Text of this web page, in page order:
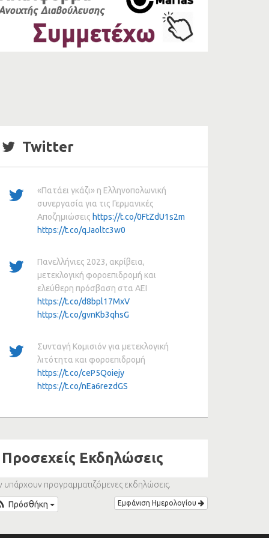
Twitter
«Πατάει γκάζι» η Ελληνοπολωνική
συνεργασία για τις Γερμανικές
Αποζημιώσεις https://t.co/0FtZdU1s2m
https://t.co/qJaoltc3w0
Πανελλήνιες 2023, ακρίβεια,
μετεκλογική φοροεπιδρομή και
ελεύθερη πρόσβαση στα ΑΕΙ
https://t.co/d8bpl17MxV
https://t.co/gvnKb3qhsG
Συνταγή Κομισιόν για μετεκλογική
λιτότητα και φοροεπιδρομή
https://t.co/ceP5Qoiejy
https://t.co/nEa6rezdGS
Προσεχείς Εκδηλώσεις
υπάρχουν προγραμματιζόμενες εκδηλώσεις.
Εμφάνιση Ημερολογίου
Πρόσθήκη